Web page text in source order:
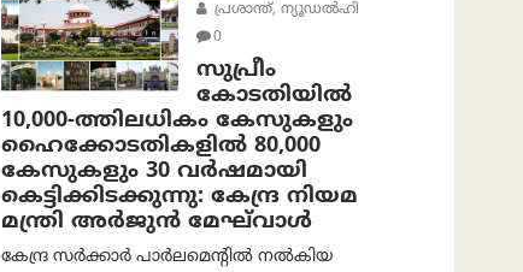
പ്രശാന്ത്, ന്യൂഡല്‍ഹി
0
സുപ്രീം
കോടതിയിൽ
10,000-ത്തിലധികം കേസുകളും
ഹൈക്കോടതികളിൽ 80,000
കേസുകളും 30 വർഷമായി
കെട്ടിക്കിടക്കുന്നു: കേന്ദ്ര നിയമ
മന്ത്രി അര്‍ജുന്‍ മേഘ്‌വാള്‍
കേന്ദ്ര സർക്കാർ പാർലമെന്റിൽ നൽകിയ